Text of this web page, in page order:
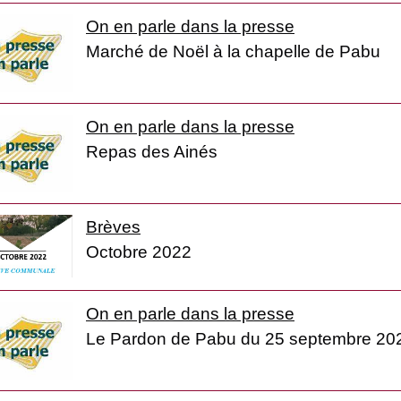
On en parle dans la presse
Marché de Noël à la chapelle de Pabu
On en parle dans la presse
Repas des Ainés
Brèves
Octobre 2022
On en parle dans la presse
Le Pardon de Pabu du 25 septembre